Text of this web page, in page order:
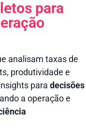
para
analisam taxas de
produtividade e
para decisões
a operação e